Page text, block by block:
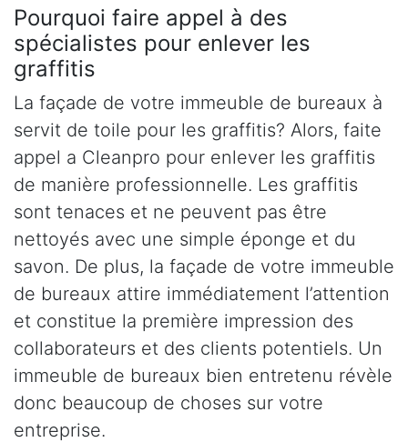
Pourquoi faire appel à des
spécialistes pour enlever les
graffitis
La façade de votre immeuble de bureaux à
servit de toile pour les graffitis? Alors, faite
appel a Cleanpro pour enlever les graffitis
de manière professionnelle. Les graffitis
sont tenaces et ne peuvent pas être
nettoyés avec une simple éponge et du
savon. De plus, la façade de votre immeuble
de bureaux attire immédiatement l’attention
et constitue la première impression des
collaborateurs et des clients potentiels. Un
immeuble de bureaux bien entretenu révèle
donc beaucoup de choses sur votre
entreprise.